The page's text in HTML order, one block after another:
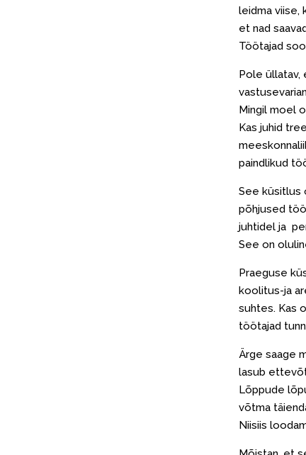
leidma viise,
et nad
Töötajad
Pole üllatav,
Mingil moel
Kas juhid
paindlikud
See küsitlus
põhjused
juhtidel ja
See on
Praeguse
koolitus-ja
suhtes. Kas
töötajad
Ärge saage
lasub
Lõppude
võtma
Niisiis